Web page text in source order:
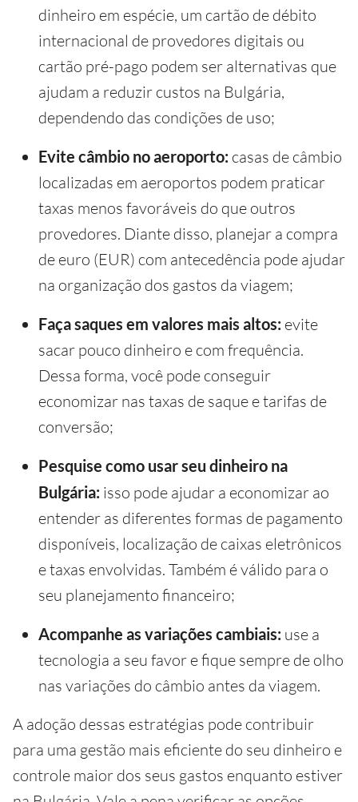
dinheiro em espécie, um cartão de débito
internacional de provedores digitais ou
cartão pré-pago podem ser alternativas que
ajudam a reduzir custos na Bulgária,
dependendo das condições de uso;
Evite câmbio no aeroporto: casas de câmbio
localizadas em aeroportos podem praticar
taxas menos favoráveis do que outros
provedores. Diante disso, planejar a compra
de euro (EUR) com antecedência pode ajudar
na organização dos gastos da viagem;
Faça saques em valores mais altos: evite
sacar pouco dinheiro e com frequência.
Dessa forma, você pode conseguir
economizar nas taxas de saque e tarifas de
conversão;
Pesquise como usar seu dinheiro na
Bulgária: isso pode ajudar a economizar ao
entender as diferentes formas de pagamento
disponíveis, localização de caixas eletrônicos
e taxas envolvidas. Também é válido para o
seu planejamento financeiro;
Acompanhe as variações cambiais: use a
tecnologia a seu favor e fique sempre de olho
nas variações do câmbio antes da viagem.
A adoção dessas estratégias pode contribuir
para uma gestão mais eficiente do seu dinheiro e
controle maior dos seus gastos enquanto estiver